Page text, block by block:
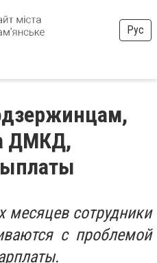
Рус
ДМКД,
месяцев сотрудники
с проблемой